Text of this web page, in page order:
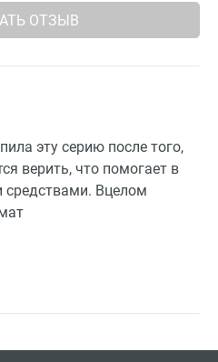
ОТЗЫВ
эту серию после того,
верить, что помогает в
средствами. Вцелом